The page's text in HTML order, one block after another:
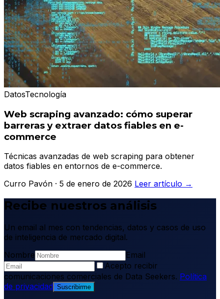
DatosTecnología
Web scraping avanzado: cómo superar
barreras y extraer datos fiables en e-
commerce
Técnicas avanzadas de web scraping para obtener
datos fiables en entornos de e-commerce.
Curro Pavón · 5 de enero de 2026 Leer artículo →
Recibe nuestros análisis
Un email al mes con tendencias, datos y casos de uso
de inteligencia de mercado digital.
Nombre
Email
Acepto recibir
comunicaciones comerciales de Data Seekers. Política
de privacidad Suscribirme